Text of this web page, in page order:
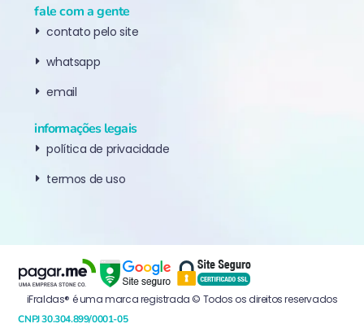
fale com a gente
contato pelo site
whatsapp
email
informações legais
política de privacidade
termos de uso
iFraldas® é uma marca registrada © Todos os direitos reservados
CNPJ 30.304.899/0001-05